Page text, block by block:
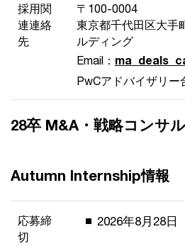
採用関
連連絡
先
〒100-0004
東京都千代田区大手
ルディング
Email：
PwCアドバイザリー
28卒 M&A・戦略コンサ
Autumn Internship情報
応募締
切
2026年8月28日